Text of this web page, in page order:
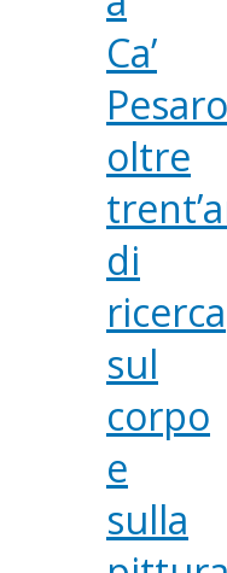
Ca’
Pesaro
oltre
di
ricerca
sul
corpo
e
sulla